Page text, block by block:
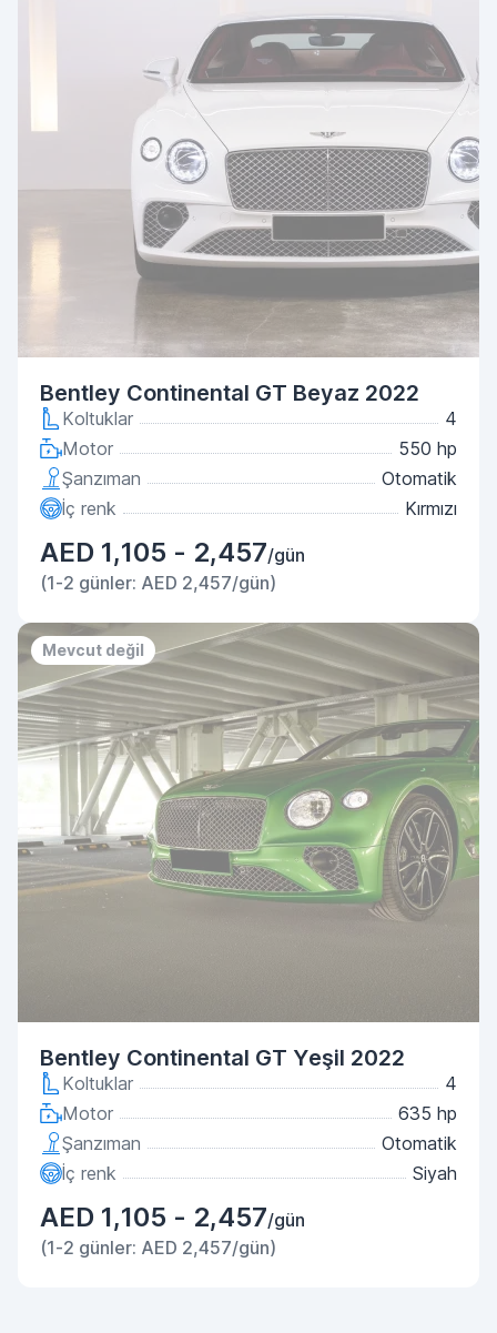
Bentley Continental GT Beyaz 2022
Koltuklar
4
Motor
550 hp
Şanzıman
Otomatik
İç renk
Kırmızı
AED 1,105 - 2,457/gün
(1-2 günler: AED 2,457/gün)
Mevcut değil
Bentley Continental GT Yeşil 2022
Koltuklar
4
Motor
635 hp
Şanzıman
Otomatik
İç renk
Siyah
AED 1,105 - 2,457/gün
(1-2 günler: AED 2,457/gün)